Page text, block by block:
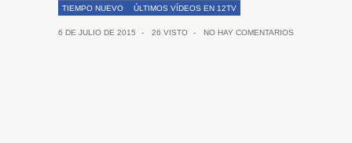
TIEMPO NUEVO ÚLTIMOS VÍDEOS EN 12TV
6 DE JULIO DE 2015 - 26 VISTO - NO HAY COMENTARIOS